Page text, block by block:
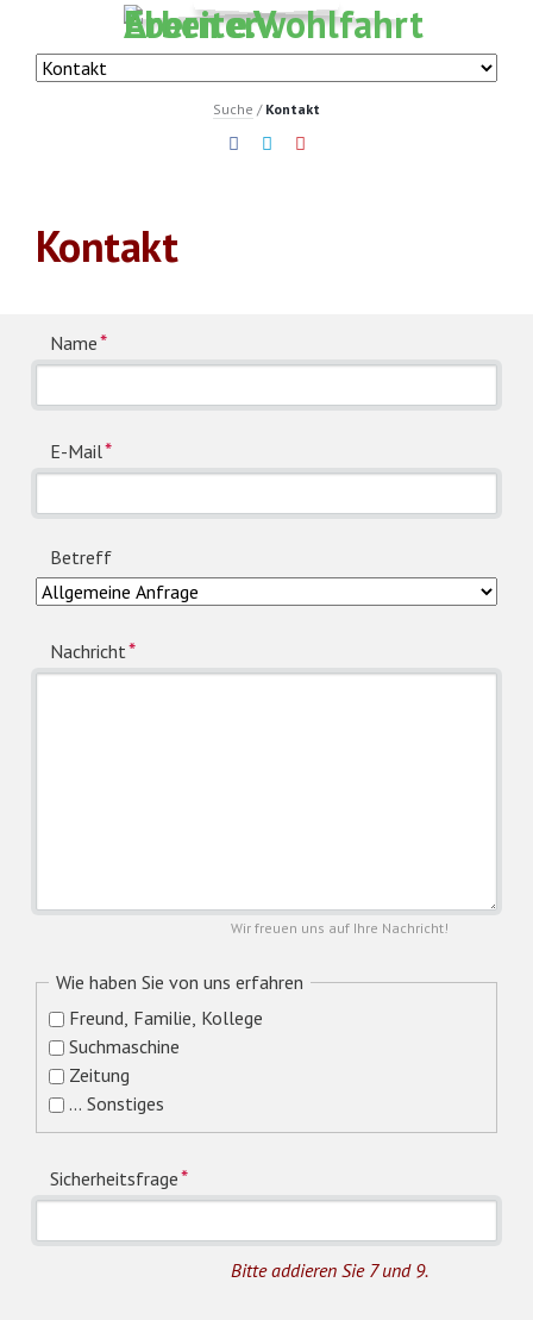
überspringen
Navigation
Navigation
Suche Kontakt
Kontakt
Pflichtfeld
Name*
Pflichtfeld
E-Mail*
Betreff
Pflichtfeld
Nachricht*
Wir freuen uns auf Ihre Nachricht!
Wie haben Sie von uns erfahren
Freund, Familie, Kollege
Suchmaschine
Zeitung
... Sonstiges
Pflichtfeld
Sicherheitsfrage*
Bitte addieren Sie 7 und 9.